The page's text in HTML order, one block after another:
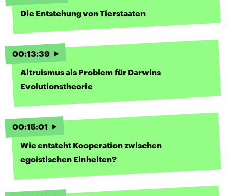
Die Entstehung von Tierstaaten
00:13:39
Altruismus als Problem für Darwins
Evolutionstheorie
00:15:01
Wie entsteht Kooperation zwischen
egoistischen Einheiten?